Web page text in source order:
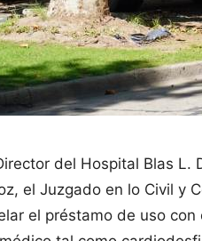
del Hospital Blas L.
el Juzgado en lo Civil y
el préstamo de uso